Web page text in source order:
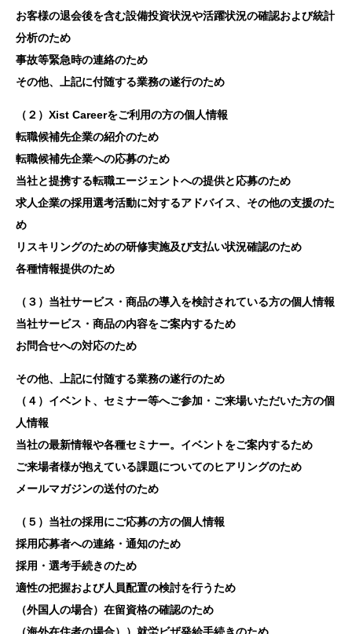
お客様の退会後を含む設備投資状況や活躍状況の確認および統計
分析のため
事故等緊急時の連絡のため
その他、上記に付随する業務の遂行のため
（２）Xist Careerをご利用の方の個人情報
転職候補先企業の紹介のため
転職候補先企業への応募のため
当社と提携する転職エージェントへの提供と応募のため
求人企業の採用選考活動に対するアドバイス、その他の支援のた
め
リスキリングのための研修実施及び支払い状況確認のため
各種情報提供のため
（３）当社サービス・商品の導入を検討されている方の個人情報
当社サービス・商品の内容をご案内するため
お問合せへの対応のため
その他、上記に付随する業務の遂行のため
（４）イベント、セミナー等へご参加・ご来場いただいた方の個
人情報
当社の最新情報や各種セミナー。イベントをご案内するため
ご来場者様が抱えている課題についてのヒアリングのため
メールマガジンの送付のため
（５）当社の採用にご応募の方の個人情報
採用応募者への連絡・通知のため
採用・選考手続きのため
適性の把握および人員配置の検討を行うため
（外国人の場合）在留資格の確認のため
（海外在住者の場合））就労ビザ発給手続きのため